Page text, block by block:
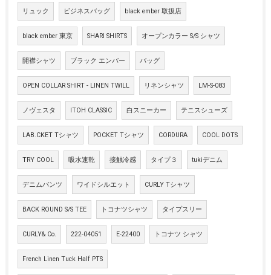
リュック ビジネスバッグ black ember 取扱店
black ember 東京 SHARI SHIRTS オープンカラー S/S シャツ
開襟シャツ ブラック エンバー バッグ
OPEN COLLAR SHIRT - LINEN TWILL リネンシャツ LM-S-083
ノヴェスタ ITOH CLASSIC 白スニーカー テニスシューズ
LAB.CKET Tシャツ POCKET Tシャツ CORDURA COOL DOTS
TRY COOL 吸水速乾 接触冷感 タイプ３ tukiデニム
デニムパンツ ワイドシルエット CURLY Tシャツ
BACK ROUND S/S TEE トコナツシャツ タイプスリー
CURLY& Co. 222-04051 E-22400 トコナツ シャツ
French Linen Tuck Half PTS